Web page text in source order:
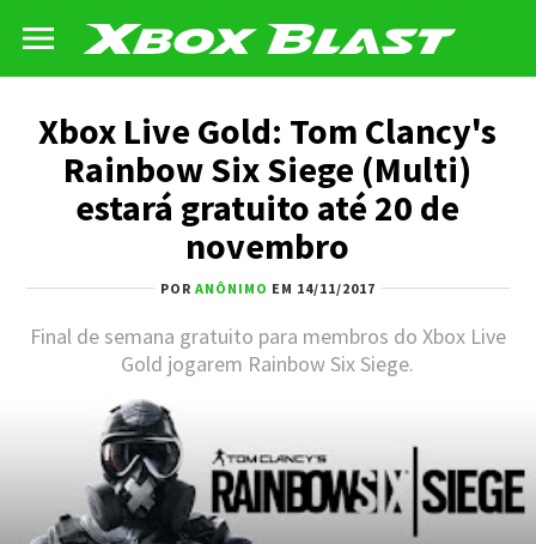
Xbox Live Gold: Tom Clancy's
Rainbow Six Siege (Multi)
estará gratuito até 20 de
novembro
POR ANÔNIMO EM 14/11/2017
Final de semana gratuito para membros do Xbox Live
Gold jogarem Rainbow Six Siege.